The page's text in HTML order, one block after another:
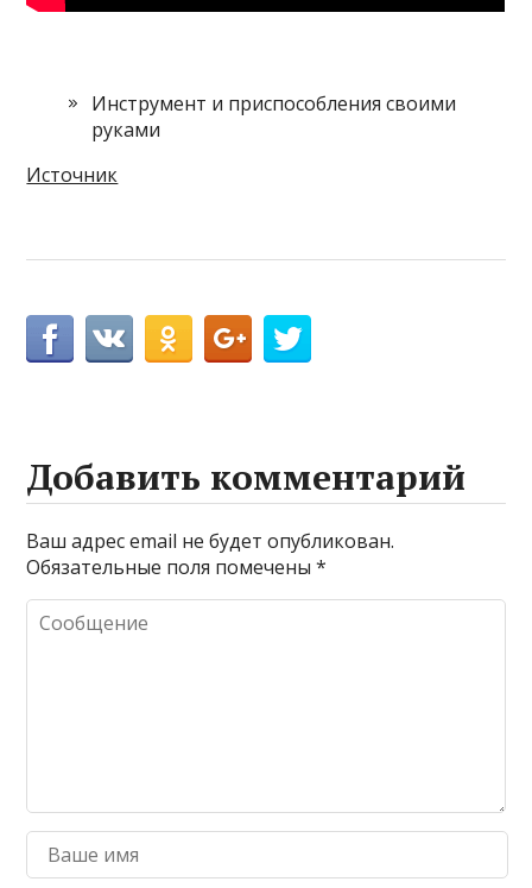
Инструмент и приспособления своими
руками
Источник
Добавить комментарий
Ваш адрес email не будет опубликован.
Обязательные поля помечены*